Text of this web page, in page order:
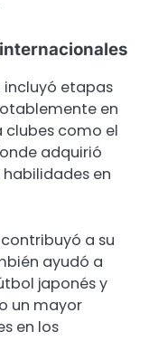
incluyó etapas
en
clubes como el
adquirió
en
a su
ayudó a
japonés y
un mayor
en los